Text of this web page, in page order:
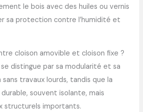
le bois avec des huiles ou vernis
sa protection contre l’humidité et
cloison amovible et cloison fixe ?
distingue par sa modularité et sa
travaux lourds, tandis que la
souvent isolante, mais
structurels importants.